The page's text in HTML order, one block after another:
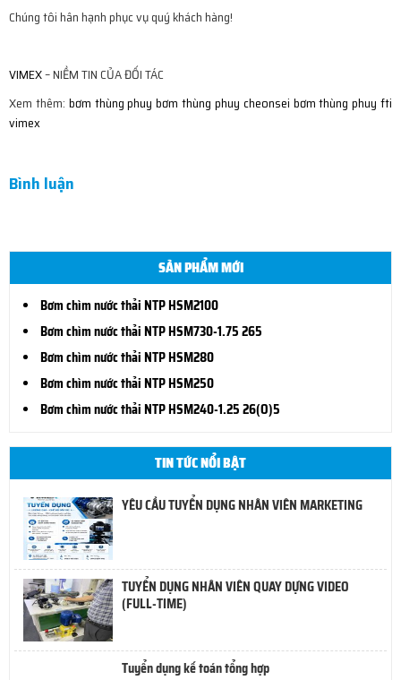
Chúng tôi hân hạnh phục vụ quý khách hàng!
VIMEX– NIỀM TIN CỦA ĐỐI TÁC
Xem thêm: bơm thùng phuy bơm thùng phuy cheonsei bơm thùng phuy fti
vimex
Bình luận
SẢN PHẨM MỚI
Bơm chìm nước thải NTP HSM2100
Bơm chìm nước thải NTP HSM730-1.75 265
Bơm chìm nước thải NTP HSM280
Bơm chìm nước thải NTP HSM250
Bơm chìm nước thải NTP HSM240-1.25 26(O)5
TIN TỨC NỔI BẬT
YÊU CẦU TUYỂN DỤNG NHÂN VIÊN MARKETING
TUYỂN DỤNG NHÂN VIÊN QUAY DỰNG VIDEO
(FULL-TIME)
Tuyển dụng kế toán tổng hợp